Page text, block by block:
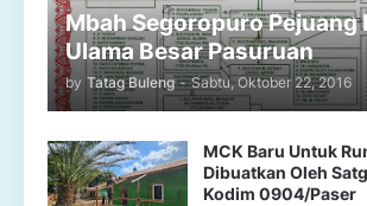
Mbah Segoropuro Pejuang
Ulama Besar Pasuruan
by Tatag Buleng - Sabtu, Oktober 22, 2016
MCK Baru Untuk
Dibuatkan Oleh
Kodim 0904/Paser